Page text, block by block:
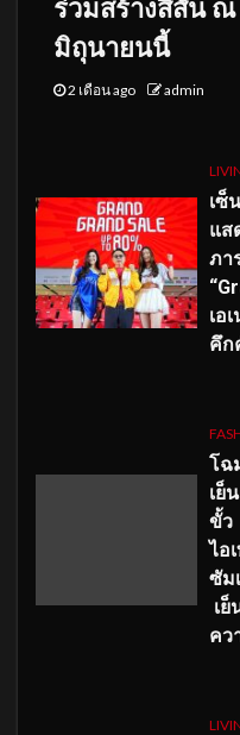
ร่วมสร้างสีสัน ณ
มิถุนายนนี้
2 เดือน ago admin
เซ็
แส
ภา
เอ
คึก
โฉ
เย็
ขั้ว
ไอ
ซัม
เ
คว